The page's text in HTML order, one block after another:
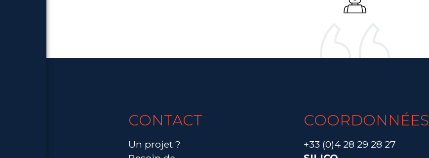
CONTACT
Un projet ?
COORDONNÉES
+33 (0)4 28 29 28 27